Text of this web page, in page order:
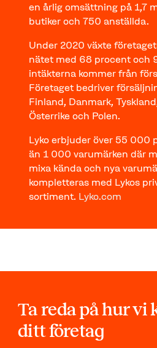
en årlig omsättning på 1,7
butiker och 750 anställda.
Under 2020 växte
nätet med 68 procent och
intäkterna kommer från
Företaget bedriver
Finland, Danmark,
Österrike och Polen.
Lyko erbjuder över 55 000
än 1 000 varumärken där
mixa kända och nya
kompletteras med Lykos
sortiment. Lyko.com
Ta reda på hur vi
ditt företag